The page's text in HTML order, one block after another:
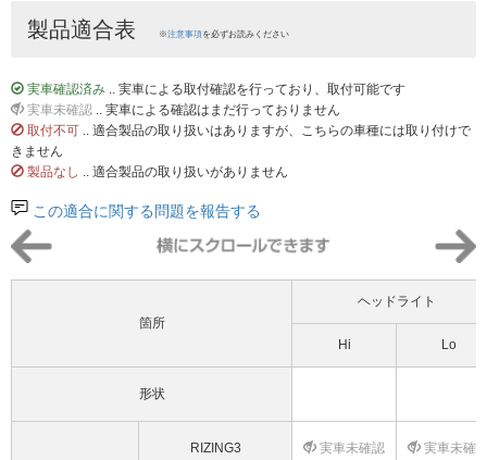
製品適合表 ※注意事項を必ずお読みください
実車確認済み .. 実車による取付確認を行っており、取付可能です
実車未確認 .. 実車による確認はまだ行っておりません
取付不可 .. 適合製品の取り扱いはありますが、こちらの車種には取り付けで
きません
製品なし .. 適合製品の取り扱いがありません
この適合に関する問題を報告する
箇所
ヘッドライト
Hi Lo
形状
RIZING3 実車未確認 実車未確